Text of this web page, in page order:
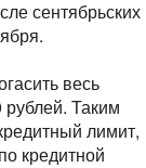
сентябрьских
весь
рублей. Таким
лимит,
кредитной